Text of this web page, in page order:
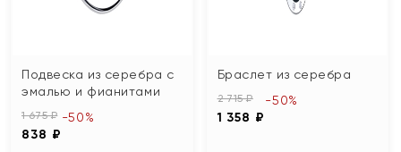
Подвеска из серебра с
эмалью и фианитами
1 675 ₽
838 ₽
-50%
Браслет из серебра
2 715 ₽
1 358 ₽
-50%